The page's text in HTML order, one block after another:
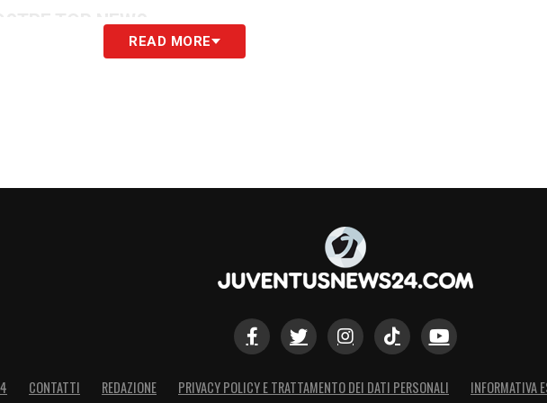
TOP NEWS
READ MORE
CONTATTI REDAZIONE PRIVACY POLICY E TRATTAMENTO DEI DATI PERSONALI INFORMATIVA